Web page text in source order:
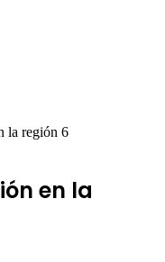
la región 6
en la